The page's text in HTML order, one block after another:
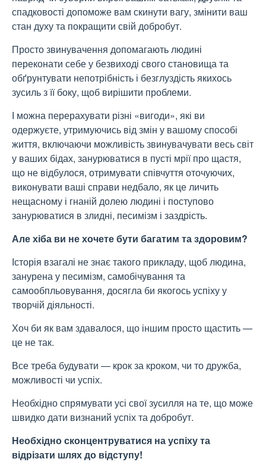
спадковості допоможе вам скинути вагу, змінити ваш
стан духу та покращити свій добробут.
Просто звинувачення допомагають людині
переконати себе у безвиході свого становища та
обґрунтувати непотрібність і безглуздість якихось
зусиль з її боку, щоб вирішити проблеми.
І можна перерахувати різні «вигоди», які ви
одержуєте, утримуючись від змін у вашому способі
життя, включаючи можливість звинувачувати весь світ
у ваших бідах, занурюватися в пусті мрії про щастя,
що не відбулося, отримувати співчуття оточуючих,
виконувати ваші справи недбало, як це личить
нещасному і гнаній долею людині і поступово
занурюватися в злидні, песимізм і заздрість.
Але хіба ви не хочете бути багатим та здоровим?
Історія взагалі не знає такого прикладу, щоб людина,
занурена у песимізм, самобічування та
самообпльовування, досягла би якогось успіху у
творчій діяльності.
Хоч би як вам здавалося, що іншим просто щастить —
це не так.
Все треба будувати — крок за кроком, чи то дружба,
можливості чи успіх.
Необхідно спрямувати усі свої зусилля на те, що може
швидко дати визнаний успіх та добробут.
Необхідно сконцентруватися на успіху та
відрізати шлях до відступу!